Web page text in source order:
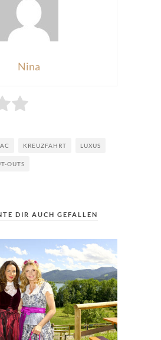
Nina
Submit Rating
KREUZFAHRT LUXUS
OUTS
DIR AUCH GEFALLEN